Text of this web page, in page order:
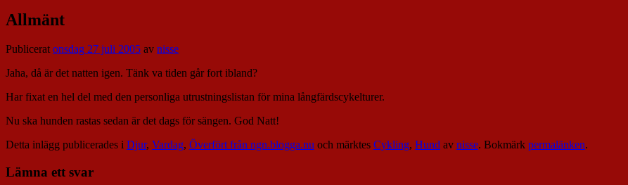
Allmänt
Publiceratonsdag 27 juli 2005 av nisse
Jaha, då är det natten igen. Tänk va tiden går fort ibland?
Har fixat en hel del med den personliga utrustningslistan för mina långfärdscykelturer.
Nu ska hunden rastas sedan är det dags för sängen. God Natt!
Detta inlägg publicerades i Djur, Vardag, Överfört från ngn.blogga.nu och märktes Cykling, Hund av nisse. Bokmärk permalänken.
Lämna ett svar